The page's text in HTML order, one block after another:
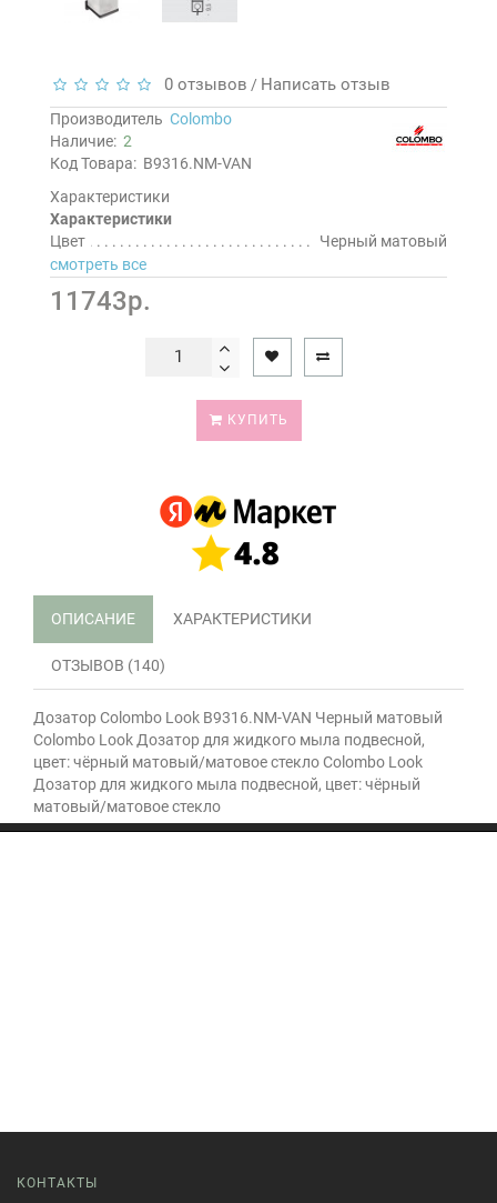
0 отзывов / Написать отзыв
Производитель Colombo
Наличие: 2
Код Товара: B9316.NM-VAN
Характеристики
Характеристики
Цвет
Черный матовый
смотреть все
11743р.
КУПИТЬ
ОПИСАНИЕ ХАРАКТЕРИСТИКИ
ОТЗЫВОВ (140)
Дозатор Colombo Look B9316.NM-VAN Черный матовый
Colombo Look Дозатор для жидкого мыла подвесной,
цвет: чёрный матовый/матовое стекло Colombo Look
Дозатор для жидкого мыла подвесной, цвет: чёрный
матовый/матовое стекло
КОНТАКТЫ